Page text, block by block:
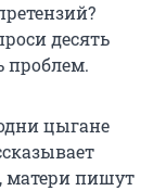
десять
проблем.
цыгане
матери пишут